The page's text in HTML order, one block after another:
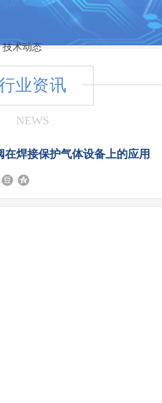
技术动态
业资讯
NEWS
焊接保护气体设备上的应用